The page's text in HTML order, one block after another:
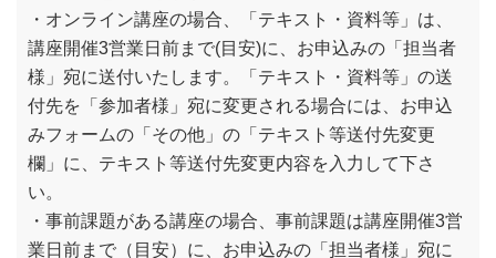
・オンライン講座の場合、「テキスト・資料等」は、
講座開催3営業日前まで(目安)に、お申込みの「担当者
様」宛に送付いたします。「テキスト・資料等」の送
付先を「参加者様」宛に変更される場合には、お申込
みフォームの「その他」の「テキスト等送付先変更
欄」に、テキスト等送付先変更内容を入力して下さ
い。
・事前課題がある講座の場合、事前課題は講座開催3営
業日前まで（目安）に、お申込みの「担当者様」宛に